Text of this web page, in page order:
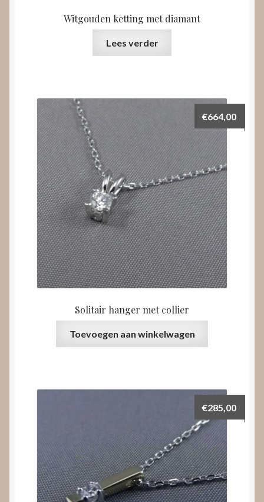
Witgouden ketting met diamant
Lees verder
Solitair hanger met collier
€664,00
Toevoegen aan winkelwagen
€285,00